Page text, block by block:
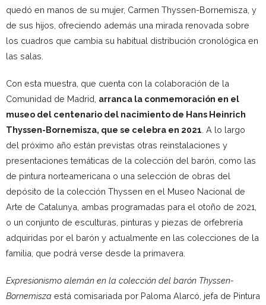
quedó en manos de su mujer, Carmen Thyssen-Bornemisza, y
de sus hijos, ofreciendo además una mirada renovada sobre
los cuadros que cambia su habitual distribución cronológica en
las salas.
Con esta muestra, que cuenta con la colaboración de la
Comunidad de Madrid, arranca la conmemoración en el
museo del centenario del nacimiento de Hans Heinrich
Thyssen-Bornemisza, que se celebra en 2021 . A lo largo
del próximo año están previstas otras reinstalaciones y
presentaciones temáticas de la colección del barón, como las
de pintura norteamericana o una selección de obras del
depósito de la colección Thyssen en el Museo Nacional de
Arte de Catalunya, ambas programadas para el otoño de 2021,
o un conjunto de esculturas, pinturas y piezas de orfebrería
adquiridas por el barón y actualmente en las colecciones de la
familia, que podrá verse desde la primavera.
Expresionismo alemán en la colección del barón Thyssen-
Bornemisza está comisariada por Paloma Alarcó, jefa de Pintura